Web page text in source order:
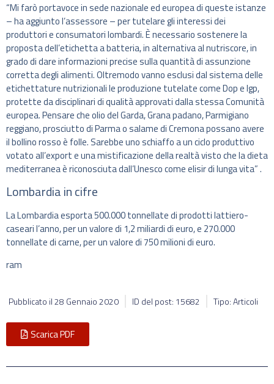
“Mi farò portavoce in sede nazionale ed europea di queste istanze
– ha aggiunto l’assessore – per tutelare gli interessi dei
produttori e consumatori lombardi. È necessario sostenere la
proposta dell’etichetta a batteria, in alternativa al nutriscore, in
grado di dare informazioni precise sulla quantità di assunzione
corretta degli alimenti. Oltremodo vanno esclusi dal sistema delle
etichettature nutrizionali le produzione tutelate come Dop e Igp,
protette da disciplinari di qualità approvati dalla stessa Comunità
europea. Pensare che olio del Garda, Grana padano, Parmigiano
reggiano, prosciutto di Parma o salame di Cremona possano avere
il bollino rosso è folle. Sarebbe uno schiaffo a un ciclo produttivo
votato all’export e una mistificazione della realtà visto che la dieta
mediterranea è riconosciuta dall’Unesco come elisir di lunga vita” .
Lombardia in cifre
La Lombardia esporta 500.000 tonnellate di prodotti lattiero-
caseari l’anno, per un valore di 1,2 miliardi di euro, e 270.000
tonnellate di carne, per un valore di 750 milioni di euro.
ram
Pubblicato il28 Gennaio 2020 ID del post: 15682 Tipo: Articoli
Scarica PDF